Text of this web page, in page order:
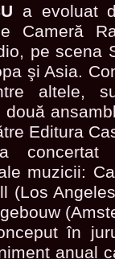
a evoluat
Cameră
pe scena
şi Asia.
altele,
Editura
a
muzicii:
(Los
în
anual